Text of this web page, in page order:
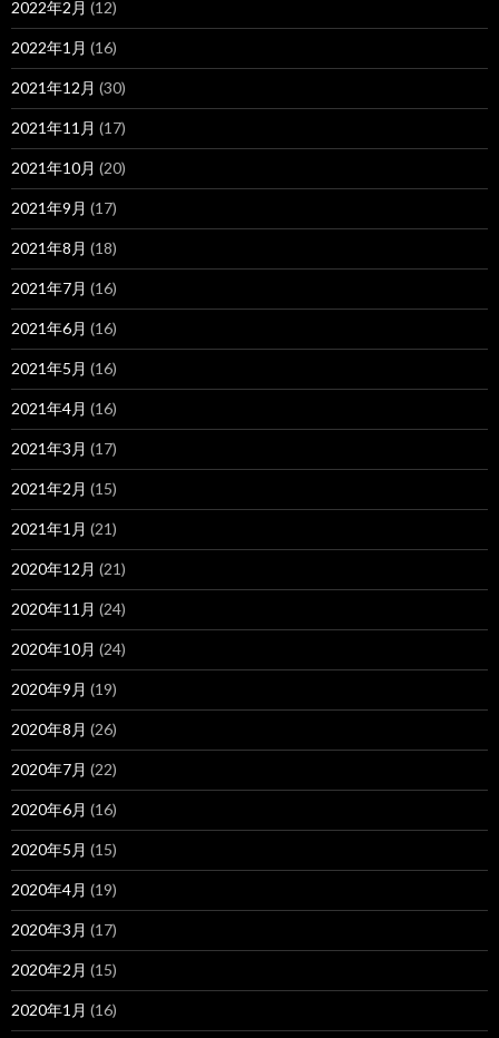
2022年2月 (12)
2022年1月 (16)
2021年12月 (30)
2021年11月 (17)
2021年10月 (20)
2021年9月 (17)
2021年8月 (18)
2021年7月 (16)
2021年6月 (16)
2021年5月 (16)
2021年4月 (16)
2021年3月 (17)
2021年2月 (15)
2021年1月 (21)
2020年12月 (21)
2020年11月 (24)
2020年10月 (24)
2020年9月 (19)
2020年8月 (26)
2020年7月 (22)
2020年6月 (16)
2020年5月 (15)
2020年4月 (19)
2020年3月 (17)
2020年2月 (15)
2020年1月 (16)